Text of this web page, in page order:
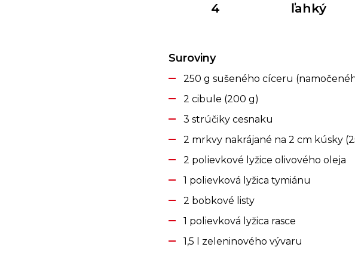
4 ľahký
Suroviny
250 g sušeného cíceru
2 cibule (200 g)
3 strúčiky cesnaku
2 mrkvy nakrájané na 2 cm kúsky
2 polievkové lyžice olivového oleja
1 polievková lyžica tymiánu
2 bobkové listy
1 polievková lyžica rasce
1,5 l zeleninového vývaru